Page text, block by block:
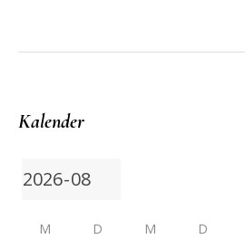
Kalender
M D M D